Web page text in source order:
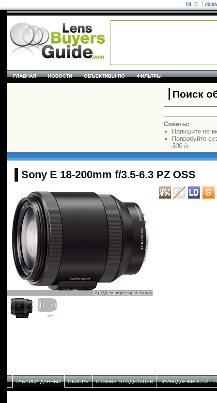
MILC
ГЛАВНАЯ НОВОСТИ ОБЪЕКТИВЫ ПО ФИЛЬТРЫ
Поиск
Советы:
Напишите не
Попробуйте
300 is
Sony E 18-200mm f/3.5-6.3 PZ OSS
ТАБЛИЦА ДАННЫХ ОБЗОРЫ ОТЗЫВЫ ВЛАДЕЛЬЦЕВ ПРИНАДЛЕЖНОСТИ